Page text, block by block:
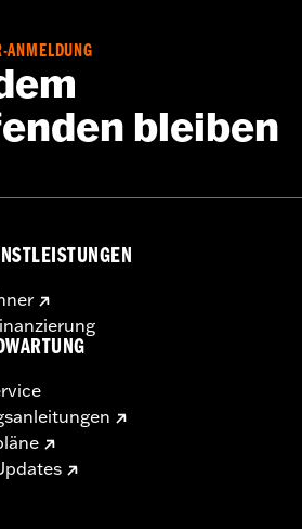
ANMELDUNG
bleiben